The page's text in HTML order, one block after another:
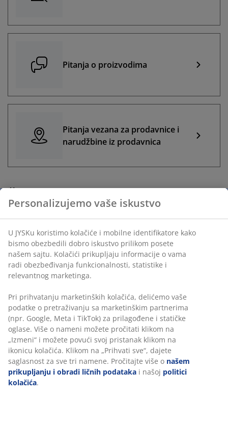
Pitanja o proizvodima
Pitanja vezana za prodavnice i
narudžbine iz prodavnica
ČESTO POSTAVLJANA PITANJA
Kako mogu da otkažem svoju porudžbinu pre nego što je
primim?
Na koji način mogu da vratim svoju onlajn porudžbinu u JYSK
prodavnicu?
vratite?
Šta je JYSKov povraćaj bez vremenskog ograničenja?
Kakva je JYSKova politika povraćaja
Kako mogu rezervisati artikl iz prodavnice putem web
stranice?
Zašto ne mogu naći na web stranici telefonski broj
Personalizujemo vaše iskustvo
U JYSKu koristimo kolačiće i mobilne identifikatore kako
bismo obezbedili dobro iskustvo prilikom posete
našem sajtu. Kolačići prikupljaju informacije o vama
radi obezbeđivanja funkcionalnosti, statistike i
relevantnog marketinga.
Pri prihvatanju marketinških kolačića, delićemo vaše
podatke o pretraživanju sa marketinškim partnerima
(npr. Google, Meta i TikTok) za prilagođene i statičke
oglase. Više o nameni možete pročitati klikom na
„Izmeni“ i možete povući svoj pristanak klikom na
ikonicu kolačića. Klikom na „Prihvati sve“, dajete
saglasnost za sve tri namene. Pročitajte više o našem
prikupljanju i obradi ličnih podataka i našoj politici
kolačića.